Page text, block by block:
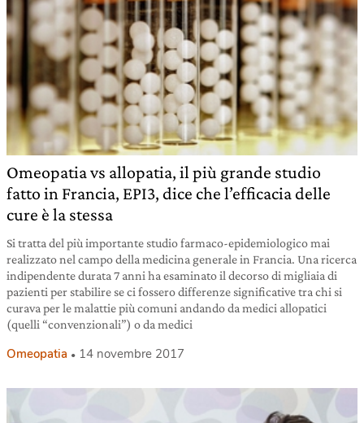
Omeopatia vs allopatia, il più grande studio
fatto in Francia, EPI3, dice che l’efficacia delle
cure è la stessa
Si tratta del più importante studio farmaco-epidemiologico mai
realizzato nel campo della medicina generale in Francia. Una ricerca
indipendente durata 7 anni ha esaminato il decorso di migliaia di
pazienti per stabilire se ci fossero differenze significative tra chi si
curava per le malattie più comuni andando da medici allopatici
(quelli “convenzionali”) o da medici
Omeopatia 14 novembre 2017